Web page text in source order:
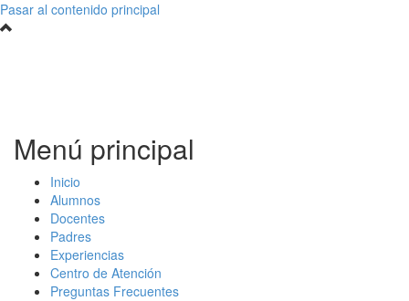
Pasar al contenido principal
Menú principal
Inicio
Alumnos
Docentes
Padres
Experiencias
Centro de Atención
Preguntas Frecuentes